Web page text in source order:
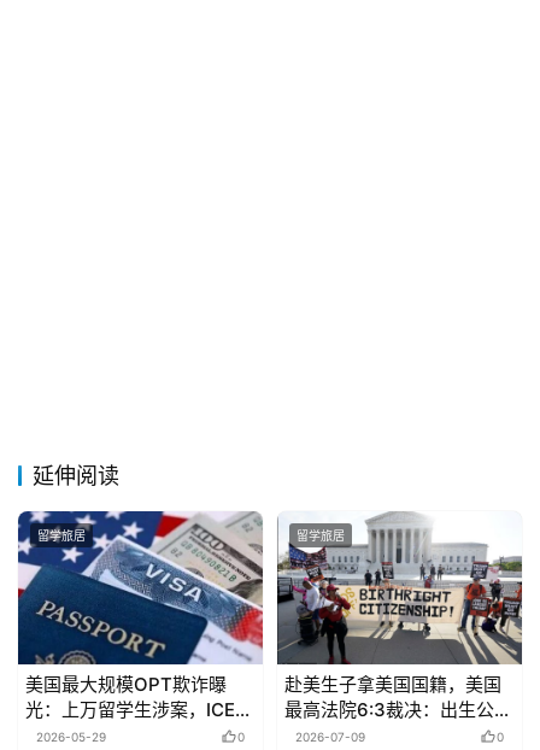
延伸阅读
留学旅居
美国最大规模OPT欺诈曝
光：上万留学生涉案，ICE称
“这只是冰山一角”
2026-05-29 0
留学旅居
赴美生子拿美国国籍，美国
最高法院6:3裁决：出生公民
权继续有效！
2026-07-09 0